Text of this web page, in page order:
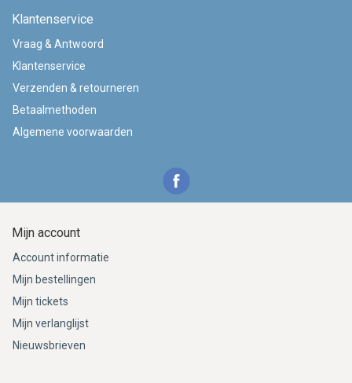
Klantenservice
Vraag & Antwoord
Klantenservice
Verzenden & retourneren
Betaalmethoden
Algemene voorwaarden
Mijn account
Account informatie
Mijn bestellingen
Mijn tickets
Mijn verlanglijst
Nieuwsbrieven